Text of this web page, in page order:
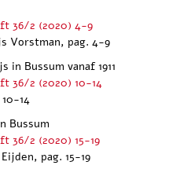
36/2 (2020) 4-9
Vorstman, pag. 4-9
Bussum vanaf 1911
36/2 (2020) 10-14
14
Bussum
36/2 (2020) 15-19
pag. 15-19